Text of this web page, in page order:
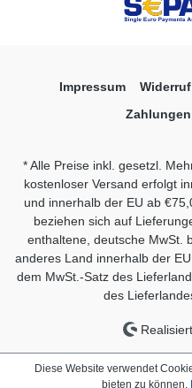
Impressum Widerruf
* Alle Preise inkl. gesetzl.
kostenloser Versand erfolgt
und innerhalb der EU ab
beziehen sich auf
enthaltene, deutsche MwSt.
anderes Land innerhalb der
dem MwSt.-Satz des
des
Diese Website verwendet
bieten zu können.